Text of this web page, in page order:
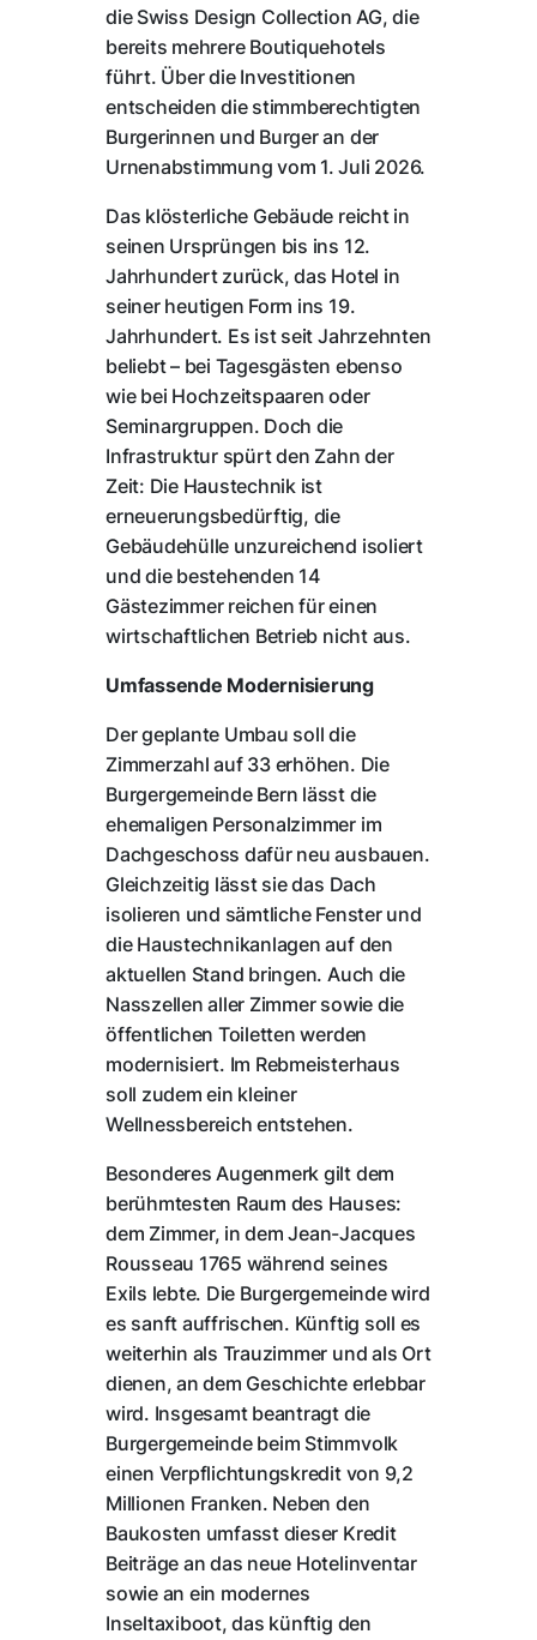
die Swiss Design Collection AG, die
bereits mehrere Boutiquehotels
führt. Über die Investitionen
entscheiden die stimmberechtigten
Burgerinnen und Burger an der
Urnenabstimmung vom 1. Juli 2026.
Das klösterliche Gebäude reicht in
seinen Ursprüngen bis ins 12.
Jahrhundert zurück, das Hotel in
seiner heutigen Form ins 19.
Jahrhundert. Es ist seit Jahrzehnten
beliebt – bei Tagesgästen ebenso
wie bei Hochzeitspaaren oder
Seminargruppen. Doch die
Infrastruktur spürt den Zahn der
Zeit: Die Haustechnik ist
erneuerungsbedürftig, die
Gebäudehülle unzureichend isoliert
und die bestehenden 14
Gästezimmer reichen für einen
wirtschaftlichen Betrieb nicht aus.
Umfassende Modernisierung
Der geplante Umbau soll die
Zimmerzahl auf 33 erhöhen. Die
Burgergemeinde Bern lässt die
ehemaligen Personalzimmer im
Dachgeschoss dafür neu ausbauen.
Gleichzeitig lässt sie das Dach
isolieren und sämtliche Fenster und
die Haustechnikanlagen auf den
aktuellen Stand bringen. Auch die
Nasszellen aller Zimmer sowie die
öffentlichen Toiletten werden
modernisiert. Im Rebmeisterhaus
soll zudem ein kleiner
Wellnessbereich entstehen.
Besonderes Augenmerk gilt dem
berühmtesten Raum des Hauses:
dem Zimmer, in dem Jean-Jacques
Rousseau 1765 während seines
Exils lebte. Die Burgergemeinde wird
es sanft auffrischen. Künftig soll es
weiterhin als Trauzimmer und als Ort
dienen, an dem Geschichte erlebbar
wird. Insgesamt beantragt die
Burgergemeinde beim Stimmvolk
einen Verpflichtungskredit von 9,2
Millionen Franken. Neben den
Baukosten umfasst dieser Kredit
Beiträge an das neue Hotelinventar
sowie an ein modernes
Inseltaxiboot, das künftig den